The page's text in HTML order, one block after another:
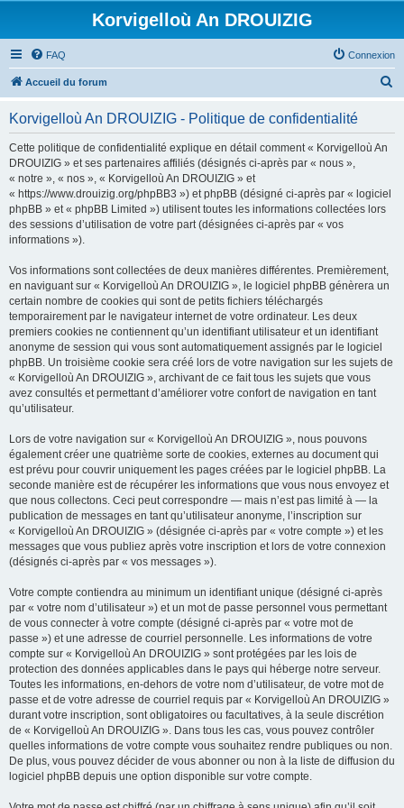
Korvigelloù An DROUIZIG
FAQ Connexion
Accueil du forum
Korvigelloù An DROUIZIG - Politique de confidentialité
Cette politique de confidentialité explique en détail comment « Korvigelloù An
DROUIZIG » et ses partenaires affiliés (désignés ci-après par « nous »,
« notre », « nos », « Korvigelloù An DROUIZIG » et
« https://www.drouizig.org/phpBB3 ») et phpBB (désigné ci-après par « logiciel
phpBB » et « phpBB Limited ») utilisent toutes les informations collectées lors
des sessions d’utilisation de votre part (désignées ci-après par « vos
informations »).
Vos informations sont collectées de deux manières différentes. Premièrement,
en naviguant sur « Korvigelloù An DROUIZIG », le logiciel phpBB génèrera un
certain nombre de cookies qui sont de petits fichiers téléchargés
temporairement par le navigateur internet de votre ordinateur. Les deux
premiers cookies ne contiennent qu’un identifiant utilisateur et un identifiant
anonyme de session qui vous sont automatiquement assignés par le logiciel
phpBB. Un troisième cookie sera créé lors de votre navigation sur les sujets de
« Korvigelloù An DROUIZIG », archivant de ce fait tous les sujets que vous
avez consultés et permettant d’améliorer votre confort de navigation en tant
qu’utilisateur.
Lors de votre navigation sur « Korvigelloù An DROUIZIG », nous pouvons
également créer une quatrième sorte de cookies, externes au document qui
est prévu pour couvrir uniquement les pages créées par le logiciel phpBB. La
seconde manière est de récupérer les informations que vous nous envoyez et
que nous collectons. Ceci peut correspondre — mais n’est pas limité à — la
publication de messages en tant qu’utilisateur anonyme, l’inscription sur
« Korvigelloù An DROUIZIG » (désignée ci-après par « votre compte ») et les
messages que vous publiez après votre inscription et lors de votre connexion
(désignés ci-après par « vos messages »).
Votre compte contiendra au minimum un identifiant unique (désigné ci-après
par « votre nom d’utilisateur ») et un mot de passe personnel vous permettant
de vous connecter à votre compte (désigné ci-après par « votre mot de
passe ») et une adresse de courriel personnelle. Les informations de votre
compte sur « Korvigelloù An DROUIZIG » sont protégées par les lois de
protection des données applicables dans le pays qui héberge notre serveur.
Toutes les informations, en-dehors de votre nom d’utilisateur, de votre mot de
passe et de votre adresse de courriel requis par « Korvigelloù An DROUIZIG »
durant votre inscription, sont obligatoires ou facultatives, à la seule discrétion
de « Korvigelloù An DROUIZIG ». Dans tous les cas, vous pouvez contrôler
quelles informations de votre compte vous souhaitez rendre publiques ou non.
De plus, vous pouvez décider de vous abonner ou non à la liste de diffusion du
logiciel phpBB depuis une option disponible sur votre compte.